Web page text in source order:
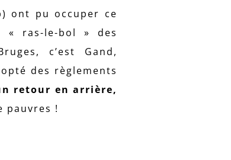
ont pu occuper ce
« ras-le-bol » des
c’est Gand,
des règlements
retour en arrière,
pauvres !